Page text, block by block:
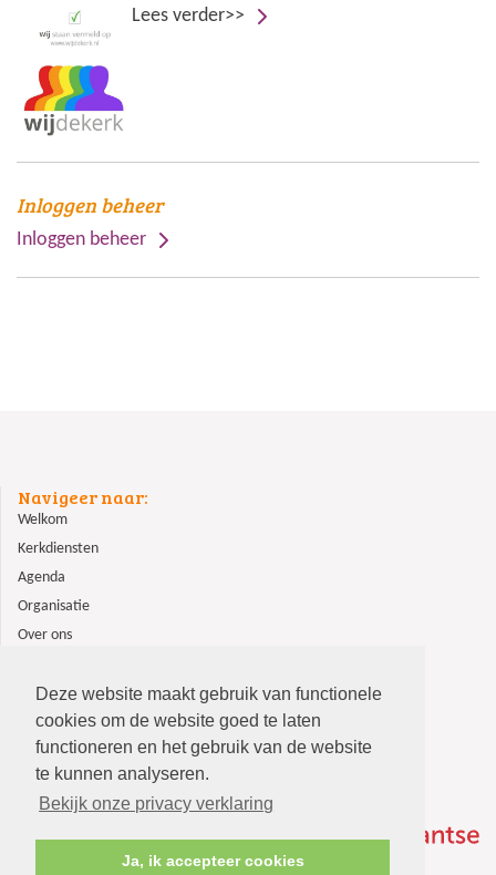
Deze website maakt gebruik van functionele
cookies om de website goed te laten
functioneren en het gebruik van de website
te kunnen analyseren.
Bekijk onze privacy verklaring
Ja, ik accepteer cookies
Lees verder>>
Inloggen beheer
Inloggen beheer
Navigeer naar:
Welkom
Kerkdiensten
Agenda
Organisatie
Over ons
Contact